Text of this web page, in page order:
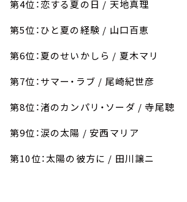
第4位：恋する夏の日 / 天地真理
第5位：ひと夏の経験 / 山口百恵
第6位：夏のせいかしら / 夏木マリ
第7位：サマー・ラブ / 尾崎紀世彦
第8位：渚のカンパリ・ソーダ / 寺尾聰
第9位：涙の太陽 / 安西マリア
第10位：太陽の彼方に / 田川譲ニ